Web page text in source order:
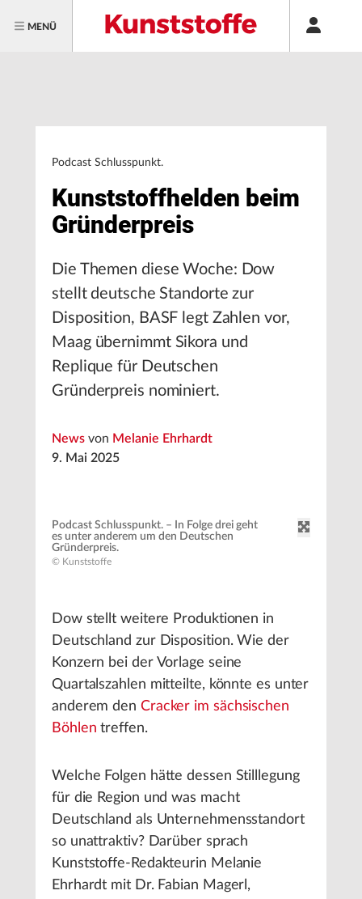
MENÜ
Podcast Schlusspunkt.
Kunststoffhelden beim
Gründerpreis
Die Themen diese Woche: Dow
stellt deutsche Standorte zur
Disposition, BASF legt Zahlen vor,
Maag übernimmt Sikora und
Replique für Deutschen
Gründerpreis nominiert.
News von Melanie Ehrhardt
9. Mai 2025
Podcast Schlusspunkt. – In Folge drei geht
es unter anderem um den Deutschen
Gründerpreis.
© Kunststoffe
Dow stellt weitere Produktionen in
Deutschland zur Disposition. Wie der
Konzern bei der Vorlage seine
Quartalszahlen mitteilte, könnte es unter
anderem den Cracker im sächsischen
Böhlen treffen.
Welche Folgen hätte dessen Stilllegung
für die Region und was macht
Deutschland als Unternehmensstandort
so unattraktiv? Darüber sprach
Kunststoffe-Redakteurin Melanie
Ehrhardt mit Dr. Fabian Magerl,